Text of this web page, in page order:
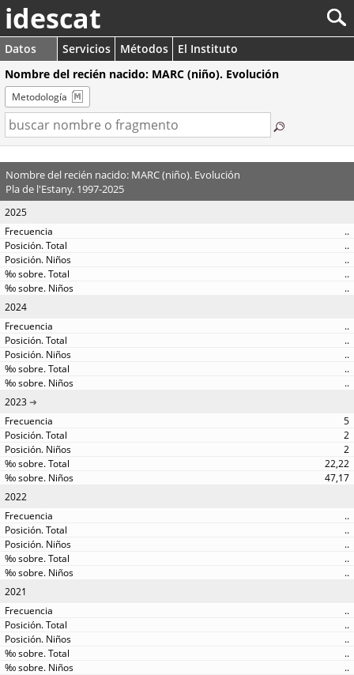
idescat
Datos Servicios Métodos
El Instituto
Nombre del recién nacido: MARC (niño). Evolución
Metodología
Nombre del recién nacido: MARC (niño). Evolución
Pla de l'Estany. 1997-2025
2025
..
..
..
..
..
2024
..
..
..
..
..
2023
5
2
2
22,22
47,17
2022
..
..
..
..
..
2021
..
..
..
..
..